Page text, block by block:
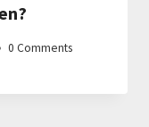
0 Comments